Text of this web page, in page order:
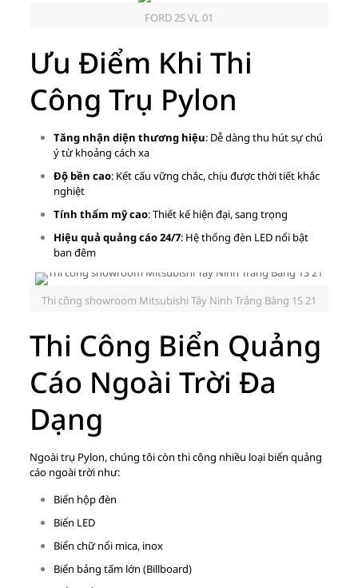
FORD 2S VL 01
Ưu Điểm Khi Thi
Công Trụ Pylon
Tăng nhận diện thương hiệu: Dễ dàng thu hút sự chú
ý từ khoảng cách xa
Độ bền cao: Kết cấu vững chắc, chịu được thời tiết khắc
nghiệt
Tính thẩm mỹ cao: Thiết kế hiện đại, sang trọng
Hiệu quả quảng cáo 24/7: Hệ thống đèn LED nổi bật
ban đêm
Thi công showroom Mitsubishi Tây Ninh Trảng Bàng 1S 21
Thi Công Biển Quảng
Cáo Ngoài Trời Đa
Dạng
Ngoài trụ Pylon, chúng tôi còn thi công nhiều loại biển quảng
cáo ngoài trời như:
Biển hộp đèn
Biển LED
Biển chữ nổi mica, inox
Biển bảng tấm lớn (Billboard)